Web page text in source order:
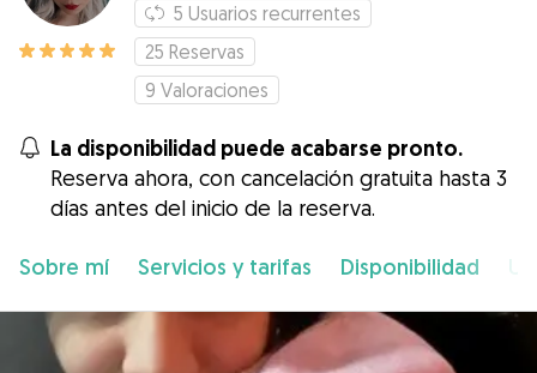
5 Usuarios recurrentes
25 Reservas
9 Valoraciones
La disponibilidad puede acabarse pronto.
Reserva ahora, con cancelación gratuita hasta 3
días antes del inicio de la reserva.
Sobre mí Servicios y tarifas Disponibilidad